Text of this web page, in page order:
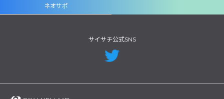
ネオサポ
サイサチ公式SNS